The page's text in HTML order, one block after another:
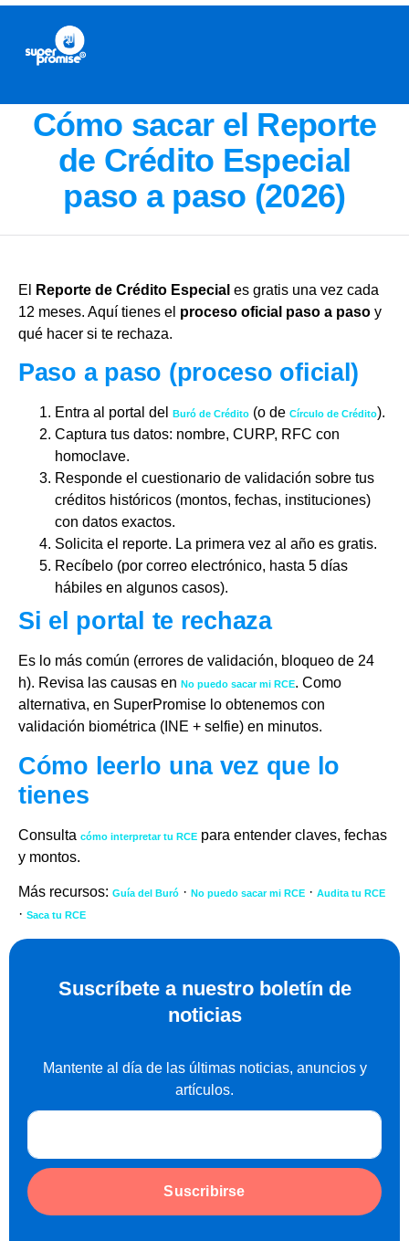
Cómo sacar el Reporte
de Crédito Especial
paso a paso (2026)
El Reporte de Crédito Especial es gratis una vez cada
12 meses. Aquí tienes el proceso oficial paso a paso y
qué hacer si te rechaza.
Paso a paso (proceso oficial)
Entra al portal del Buró de Crédito (o de Círculo de Crédito).
Captura tus datos: nombre, CURP, RFC con
homoclave.
Responde el cuestionario de validación sobre tus
créditos históricos (montos, fechas, instituciones)
con datos exactos.
Solicita el reporte. La primera vez al año es gratis.
Recíbelo (por correo electrónico, hasta 5 días
hábiles en algunos casos).
Si el portal te rechaza
Es lo más común (errores de validación, bloqueo de 24
h). Revisa las causas en No puedo sacar mi RCE. Como
alternativa, en SuperPromise lo obtenemos con
validación biométrica (INE + selfie) en minutos.
Cómo leerlo una vez que lo
tienes
Consulta cómo interpretar tu RCE para entender claves, fechas
y montos.
Más recursos: Guía del Buró · No puedo sacar mi RCE · Audita tu RCE
· Saca tu RCE
Suscríbete a nuestro boletín de
noticias
Mantente al día de las últimas noticias, anuncios y
artículos.
Suscribirse